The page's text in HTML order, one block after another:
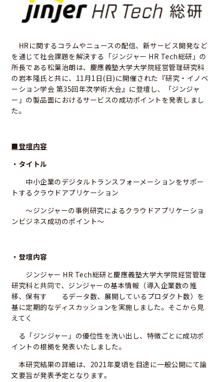
HRに関するコラムやニュースの配信、新サービス開発など
を通じて社会課題を解決する「ジンジャー HR Tech総研」の
所長である松葉治朗は、慶應義塾大学大学院経営管理研究科
の岩本隆氏と共に、11月1日(日)に開催された『研究・イノベ
ーション学会 第35回年次学術大会』に登壇し、「ジンジャ
ー」の製品面におけるサービスの成功ポイントを発表しまし
た。
■登壇内容
・タイトル
中小企業のデジタルトランスフォーメーションをサポー
トするクラウドアプリケーション
～ジンジャーの事例研究によるクラウドアプリケーショ
ンビジネス成功のポイント～
・ 登壇内容
ジンジャー HR Tech総研と慶應義塾大学大学院経営管理
研究科と共同で、ジンジャーの基本情報（導入企業数の推
移、保有す るデータ数、展開しているプロダクト数）を
基に定期的なディスカッションを実施しました。そこから見
えてく
る「ジンジャー」の優位性を洗い出し、特徴ごとに成功ポ
イントの根拠を発表いたしました。
本研究結果の詳細は、2021年夏頃を目途に一般公開にて論
文要旨が発表予定となります。